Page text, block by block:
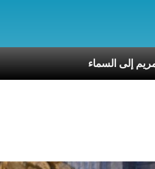
العذراء مريم إلى السماء